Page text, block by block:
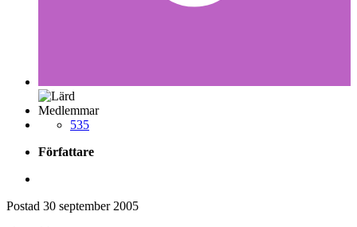
Medlemmar
535
Författare
Postad 30 september 2005